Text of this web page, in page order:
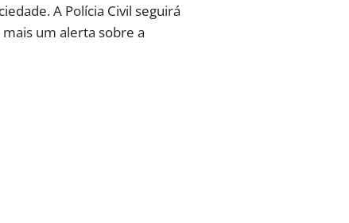
A Polícia Civil seguirá
um alerta sobre a